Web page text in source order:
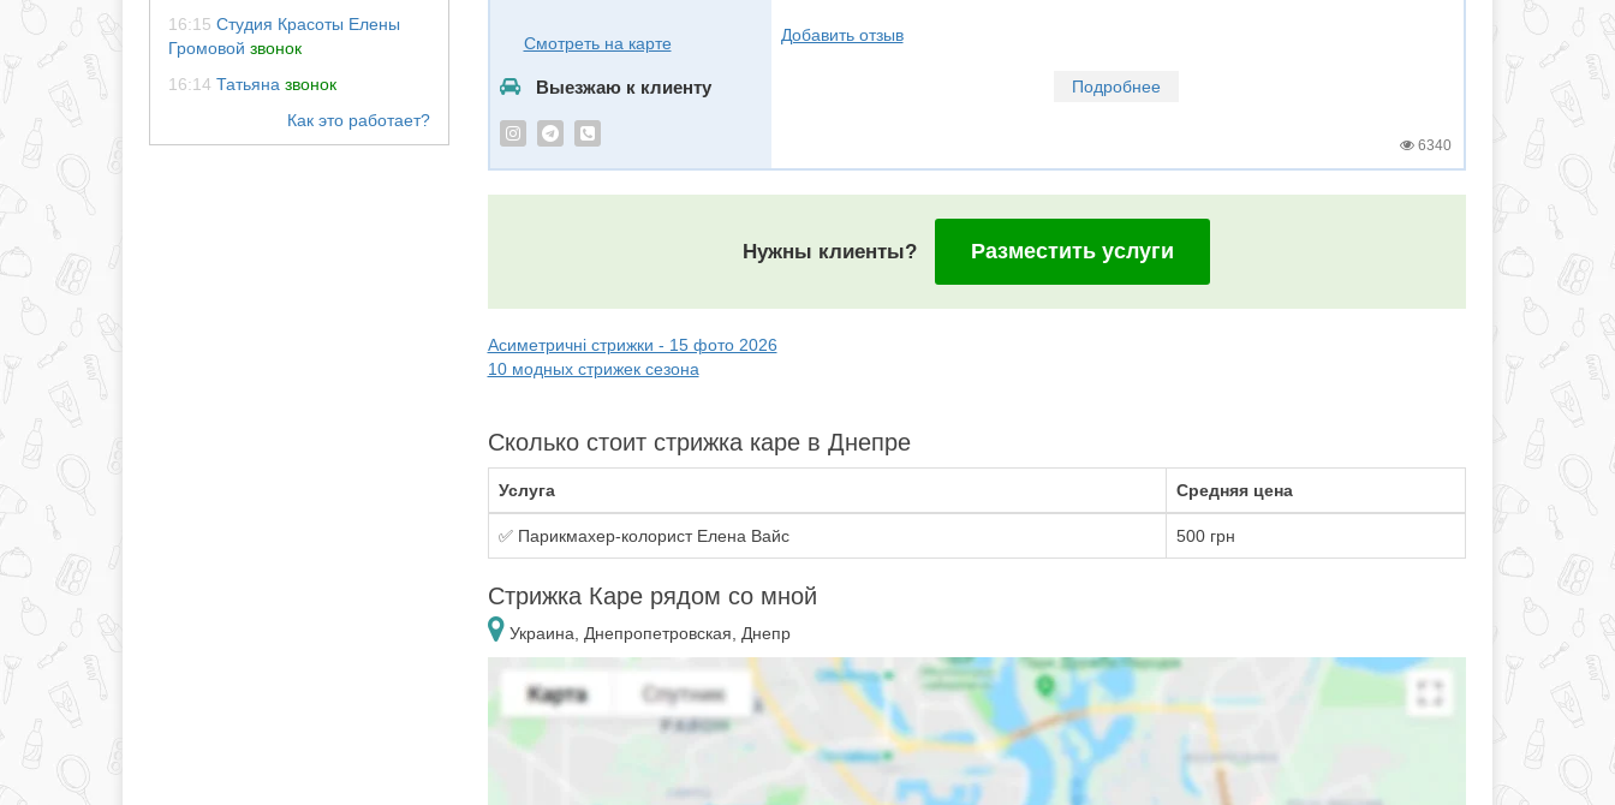
16:15 Студия Красоты Елены
Громовой звонок
16:14 Татьяна звонок
Смотреть на карте
Выезжаю к клиенту
Добавить отзыв
Подробнее
6340
Нужны клиенты? Разместить услуги
Асиметричні стрижки - 15 фото 2026
10 модных стрижек сезона
Сколько стоит стрижка каре в Днепре
Услуга Средняя цена
✅ Парикмахер-колорист Елена Вайс 500 грн
Стрижка Каре рядом со мной
Украина, Днепропетровская, Днепр